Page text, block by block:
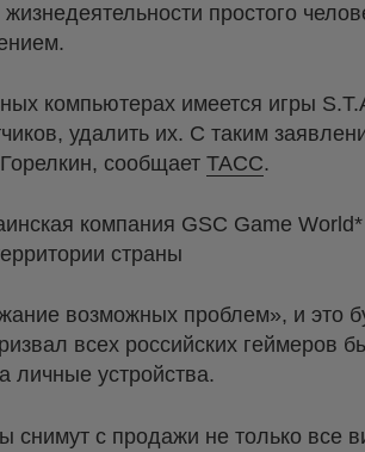
простого
компьютерах имеется игры
удалить их. С таким
сообщает ТАСС.
компания GSC Game
страны
возможных проблем», и это
всех российских геймеров
личные устройства.
с продажи не только все